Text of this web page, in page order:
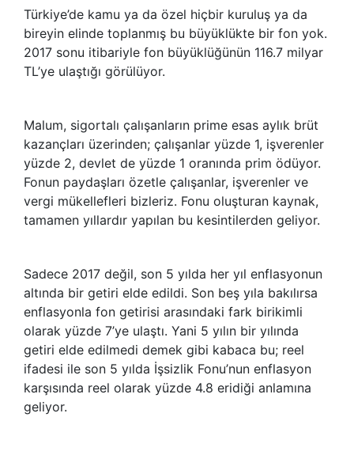
Türkiye’de kamu ya da özel hiçbir kuruluş ya da
bireyin elinde toplanmış bu büyüklükte bir fon yok.
2017 sonu itibariyle fon büyüklüğünün 116.7 milyar
TL’ye ulaştığı görülüyor.
Malum, sigortalı çalışanların prime esas aylık brüt
kazançları üzerinden; çalışanlar yüzde 1, işverenler
yüzde 2, devlet de yüzde 1 oranında prim ödüyor.
Fonun paydaşları özetle çalışanlar, işverenler ve
vergi mükellefleri bizleriz. Fonu oluşturan kaynak,
tamamen yıllardır yapılan bu kesintilerden geliyor.
Sadece 2017 değil, son 5 yılda her yıl enflasyonun
altında bir getiri elde edildi. Son beş yıla bakılırsa
enflasyonla fon getirisi arasındaki fark birikimli
olarak yüzde 7’ye ulaştı. Yani 5 yılın bir yılında
getiri elde edilmedi demek gibi kabaca bu; reel
ifadesi ile son 5 yılda İşsizlik Fonu’nun enflasyon
karşısında reel olarak yüzde 4.8 eridiği anlamına
geliyor.